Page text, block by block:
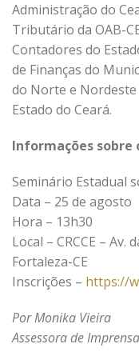
Administração do
Tributário da OAB-
Contadores do
de Finanças do
do Norte e Nordeste
Estado do Ceará.
Informações sobre
Seminário Estadual
Data – 25 de agosto
Hora – 13h30
Local – CRCCE – Av.
Fortaleza-CE
Inscrições – https://
Por Monika Vieira
Assessora de Imprensa